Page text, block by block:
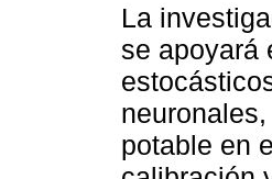
La
se apoyará
potable en